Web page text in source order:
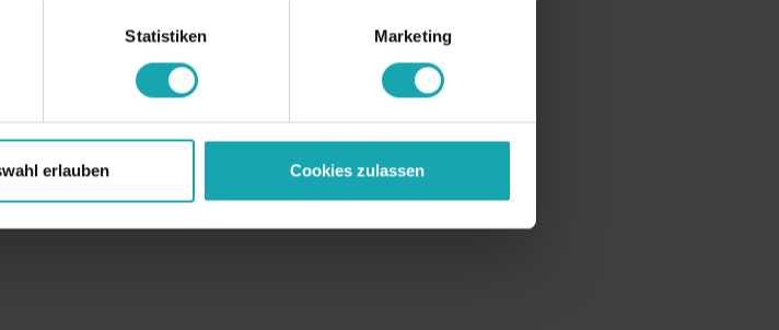
Statistiken Marketing
erlauben Cookies zulassen